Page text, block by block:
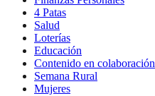
4 Patas
Salud
Loterías
Educación
Contenido en colaboración
Semana Rural
Mujeres